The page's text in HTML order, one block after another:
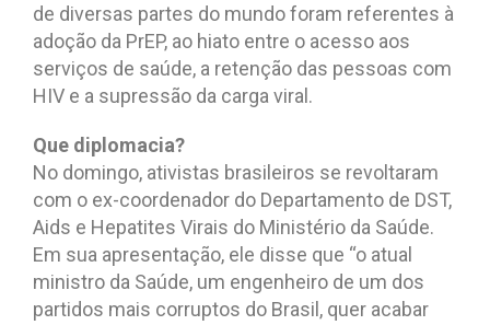
de diversas partes do mundo foram referentes à
adoção da PrEP, ao hiato entre o acesso aos
serviços de saúde, a retenção das pessoas com
HIV e a supressão da carga viral.
Que diplomacia?
No domingo, ativistas brasileiros se revoltaram
com o ex-coordenador do Departamento de DST,
Aids e Hepatites Virais do Ministério da Saúde.
Em sua apresentação, ele disse que “o atual
ministro da Saúde, um engenheiro de um dos
partidos mais corruptos do Brasil, quer acabar